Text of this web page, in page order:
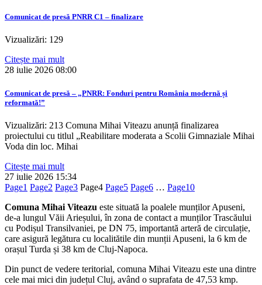
Comunicat de presă PNRR C1 – finalizare
Vizualizări: 129
Citește mai mult
28 iulie 2026 08:00
Comunicat de presă – „PNRR: Fonduri pentru România modernă și
reformată!”
Vizualizări: 213 Comuna Mihai Viteazu anunță finalizarea
proiectului cu titlul „Reabilitare moderata a Scolii Gimnaziale Mihai
Voda din loc. Mihai
Citește mai mult
27 iulie 2026 15:34
Page1 Page2 Page3 Page4 Page5 Page6 … Page10
Comuna Mihai Viteazu este situată la poalele munților Apuseni,
de-a lungul Văii Arieșului, în zona de contact a munților Trascăului
cu Podișul Transilvaniei, pe DN 75, importantă arteră de circulație,
care asigură legătura cu localitătile din munții Apuseni, la 6 km de
orașul Turda și 38 km de Cluj-Napoca.
Din punct de vedere teritorial, comuna Mihai Viteazu este una dintre
cele mai mici din județul Cluj, având o suprafata de 47,53 kmp.